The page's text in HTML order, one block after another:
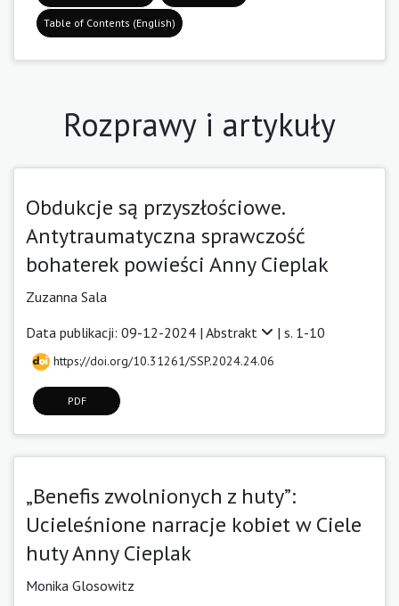
Table of Contents (English)
Rozprawy i artykuły
Obdukcje są przyszłościowe.
Antytraumatyczna sprawczość
bohaterek powieści Anny Cieplak
Zuzanna Sala
Data publikacji: 09-12-2024 | Abstrakt | s. 1-10
https://doi.org/10.31261/SSP.2024.24.06
PDF
„Benefis zwolnionych z huty”:
Ucieleśnione narracje kobiet w Ciele
huty Anny Cieplak
Monika Glosowitz